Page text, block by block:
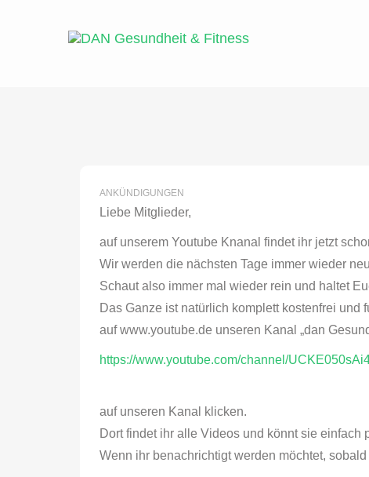
ANKÜNDIGUNGEN
Liebe Mitglieder,
auf unserem Youtube Knanal findet ihr jetzt
Wir werden die nächsten Tage immer wieder
Schaut also immer mal wieder rein und haltet
Das Ganze ist natürlich komplett kostenfrei und
auf www.youtube.de unseren Kanal „dan
https://www.youtube.com/channel/
auf unseren Kanal klicken.
Dort findet ihr alle Videos und könnt sie einfach
Wenn ihr benachrichtigt werden möchtet,